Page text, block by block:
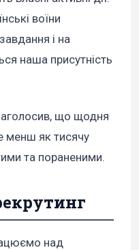
воїни
і на
наша присутність
що щодня
менш як тисячу
та пораненими.
над